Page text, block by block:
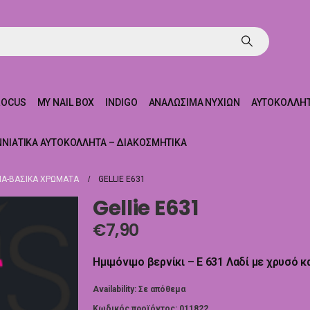
MY NAIL BOX INDIGO ΑΝΑΛΏΣΙΜΑ ΝΥΧΙΏΝ
ΑΥΤΟΚΌΛΛΗΤΑ – ΔΙΑΚΟΣΜΗΤΙΚΆ
ΒΑΣΙΚΆ ΧΡΏΜΑΤΑ GELLIE E631
Gellie E631
€7,90
Ημιμόνιμο βερνίκι – E 631 Λαδί με χρυσό
Availability: Σε απόθεμα